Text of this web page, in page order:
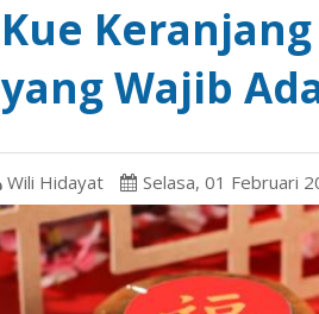
Kue
yang Wajib
Wili Hidayat Selasa, 01 Februari